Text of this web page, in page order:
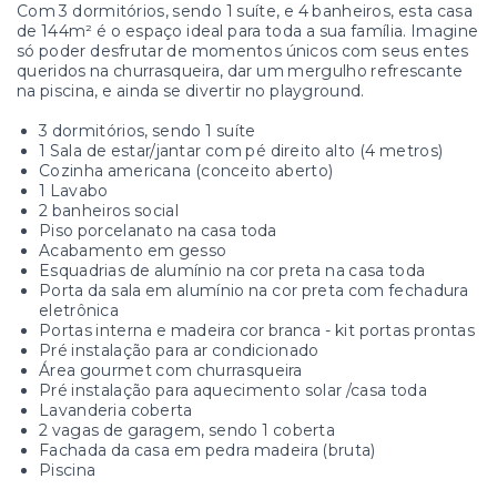
Com 3 dormitórios, sendo 1 suíte, e 4 banheiros, esta casa
de 144m² é o espaço ideal para toda a sua família. Imagine
só poder desfrutar de momentos únicos com seus entes
queridos na churrasqueira, dar um mergulho refrescante
na piscina, e ainda se divertir no playground.
3 dormitórios, sendo 1 suíte
1 Sala de estar/jantar com pé direito alto (4 metros)
Cozinha americana (conceito aberto)
1 Lavabo
2 banheiros social
Piso porcelanato na casa toda
Acabamento em gesso
Esquadrias de alumínio na cor preta na casa toda
Porta da sala em alumínio na cor preta com fechadura
eletrônica
Portas interna e madeira cor branca - kit portas prontas
Pré instalação para ar condicionado
Área gourmet com churrasqueira
Pré instalação para aquecimento solar /casa toda
Lavanderia coberta
2 vagas de garagem, sendo 1 coberta
Fachada da casa em pedra madeira (bruta)
Piscina